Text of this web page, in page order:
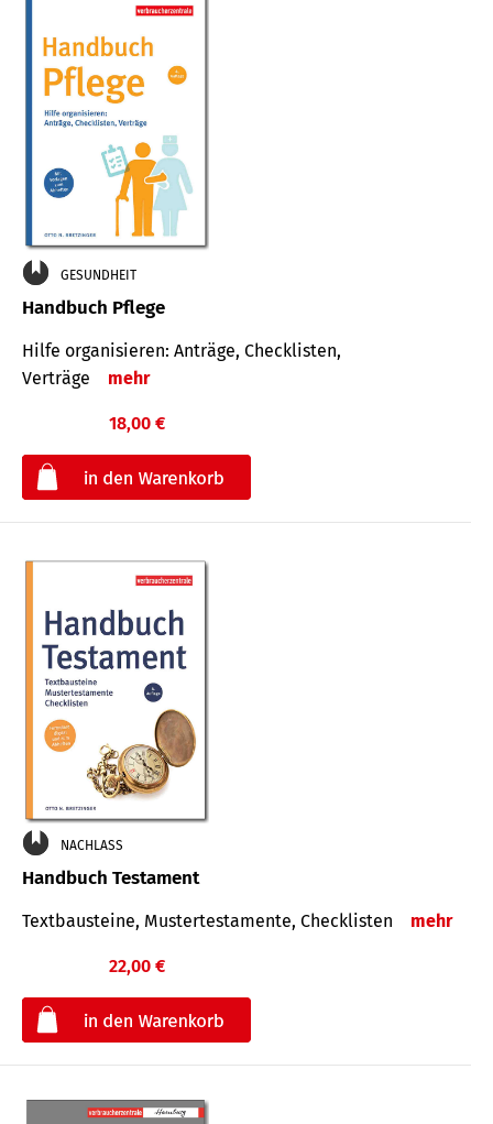
GESUNDHEIT
Handbuch Pflege
Hilfe organisieren: Anträge, Checklisten,
Verträge
mehr
18,00 €
NACHLASS
Handbuch Testament
Textbausteine, Mustertestamente, Checklisten mehr
22,00 €